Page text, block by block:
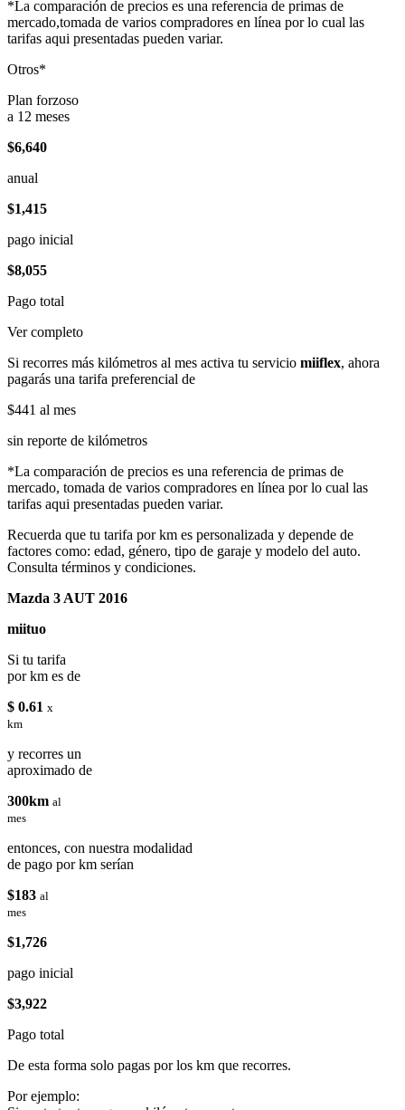
*La comparación de precios es una referencia de primas de
mercado,tomada de varios compradores en línea por lo cual las
tarifas aqui presentadas pueden variar.
Otros*
Plan forzoso
a 12 meses
$6,640
anual
$1,415
pago inicial
$8,055
Pago total
Ver completo
Si recorres más kilómetros al mes activa tu servicio miiflex, ahora
pagarás una tarifa preferencial de
$441 al mes
sin reporte de kilómetros
*La comparación de precios es una referencia de primas de
mercado, tomada de varios compradores en línea por lo cual las
tarifas aqui presentadas pueden variar.
Recuerda que tu tarifa por km es personalizada y depende de
factores como: edad, género, tipo de garaje y modelo del auto.
Consulta términos y condiciones.
Mazda 3 AUT 2016
miituo
Si tu tarifa
por km es de
$ 0.61 x
km
y recorres un
aproximado de
300km al
mes
entonces, con nuestra modalidad
de pago por km serían
$183 al
mes
$1,726
pago inicial
$3,922
Pago total
De esta forma solo pagas por los km que recorres.
Por ejemplo: